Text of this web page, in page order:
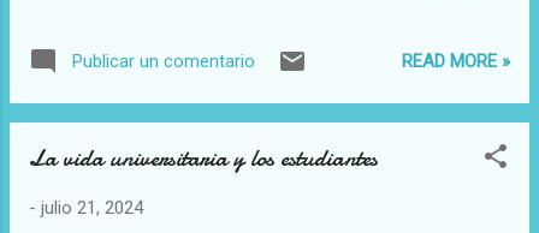
contaban con contactos que les facilitaba la integración
social. Algunos recorrían cientos de kilómetros hambrientos
y con los pies destrozados, y otros con todas la
cabeza o quitarle el dinero. Algunos compartían habitación e
les llamaba clérigos porque muchos se proponían ingresar
Publicar un comentario READ MORE »
La vida universitaria y los estudiantes
- julio 21, 2024